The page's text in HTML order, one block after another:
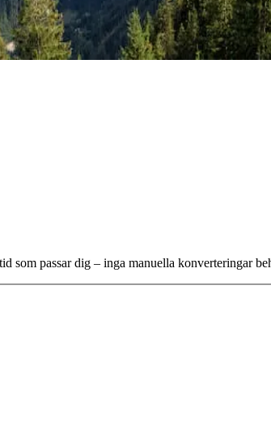
som passar dig – inga manuella konverteringar